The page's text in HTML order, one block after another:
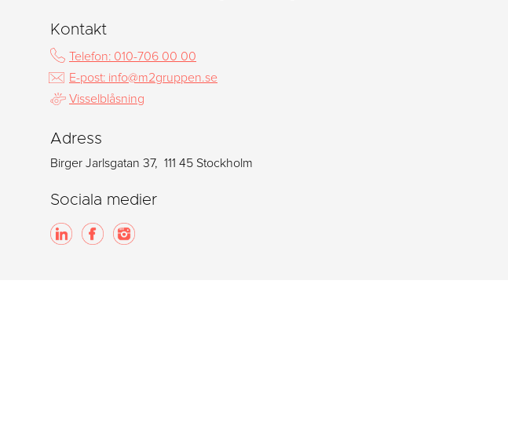
Kontakt
Telefon: 010-706 00 00
E-post: info@m2gruppen.se
Visselblåsning
Adress
Birger Jarlsgatan 37, 111 45 Stockholm
Sociala medier